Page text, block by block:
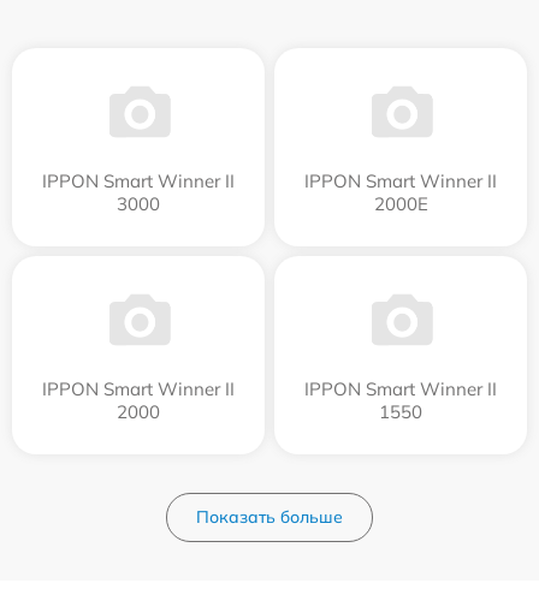
IPPON Smart Winner II
3000
IPPON Smart Winner II
2000E
IPPON Smart Winner II
2000
IPPON Smart Winner II
1550
Показать больше